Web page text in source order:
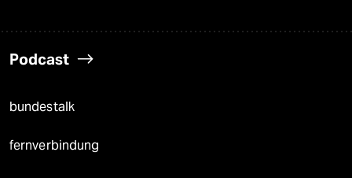
Podcast
bundestalk
fernverbindung